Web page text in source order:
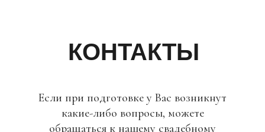
Если при подготовке у Вас возникнут
какие-либо вопросы, можете
обращаться к нашему свадебному
КОНТАКТЫ